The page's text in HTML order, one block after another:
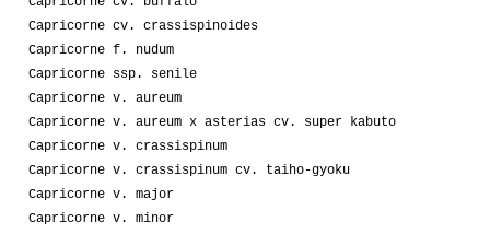
Capricorne cv. crassispinoides
Capricorne f. nudum
Capricorne ssp. senile
Capricorne v. aureum
Capricorne v. aureum x asterias cv. super kabuto
Capricorne v. crassispinum
Capricorne v. crassispinum cv. taiho-gyoku
Capricorne v. major
Capricorne v. minor